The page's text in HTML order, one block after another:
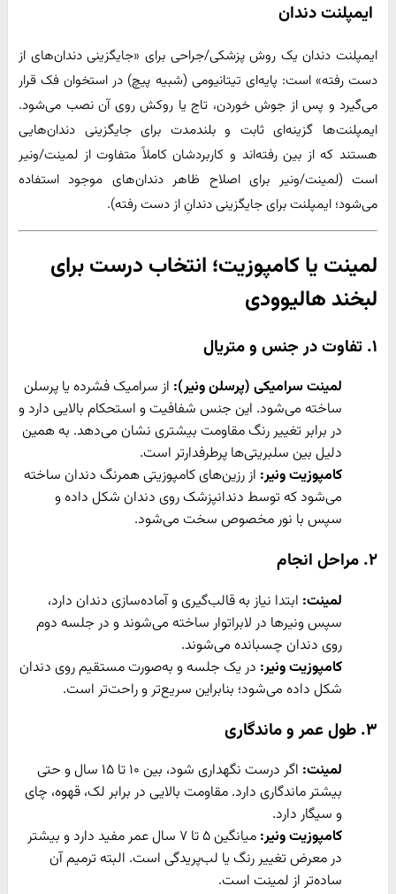
ایمپلنت دندان
ایمپلنت دندان یک روش پزشکی/جراحی برای «جایگزینی دندان‌های از
دست رفته» است: پایه‌ای تیتانیومی (شبیه پیچ) در استخوان فک قرار
می‌گیرد و پس از جوش خوردن، تاج یا روکش روی آن نصب می‌شود.
ایمپلنت‌ها گزینه‌ای ثابت و بلندمدت برای جایگزینی دندان‌هایی
هستند که از بین رفته‌اند و کاربردشان کاملاً متفاوت از لمینت/ونیر
است (لمینت/ونیر برای اصلاح ظاهر دندان‌های موجود استفاده
می‌شود؛ ایمپلنت برای جایگزینی دندانِ از دست رفته).
لمینت یا کامپوزیت؛ انتخاب درست برای
لبخند هالیوودی
۱. تفاوت در جنس و متریال
لمینت سرامیکی (پرسلن ونیر): از سرامیک فشرده یا پرسلن
ساخته می‌شود. این جنس شفافیت و استحکام بالایی دارد و
در برابر تغییر رنگ مقاومت بیشتری نشان می‌دهد. به همین
دلیل بین سلبریتی‌ها پرطرفدارتر است.
کامپوزیت ونیر: از رزین‌های کامپوزیتی همرنگ دندان ساخته
می‌شود که توسط دندانپزشک روی دندان شکل داده و
سپس با نور مخصوص سخت می‌شود.
۲. مراحل انجام
لمینت: ابتدا نیاز به قالب‌گیری و آماده‌سازی دندان دارد،
سپس ونیرها در لابراتوار ساخته می‌شوند و در جلسه دوم
روی دندان چسبانده می‌شوند.
کامپوزیت ونیر: در یک جلسه و به‌صورت مستقیم روی دندان
شکل داده می‌شود؛ بنابراین سریع‌تر و راحت‌تر است.
۳. طول عمر و ماندگاری
لمینت:
اگر درست نگهداری شود، بین ۱۰ تا ۱۵ سال و حتی
بیشتر ماندگاری دارد. مقاومت بالایی در برابر لک، قهوه، چای
و سیگار دارد.
کامپوزیت ونیر:
میانگین ۵ تا ۷ سال عمر مفید دارد و بیشتر
در معرض تغییر رنگ یا لب‌پریدگی است. البته ترمیم آن
ساده‌تر از لمینت است.